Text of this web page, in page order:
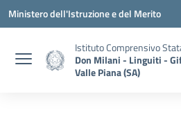
Vai ai contenuti
Vai al menu di navigazione
Vai al footer
Ministero dell'Istruzione e del Merito
Istituto Comprensivo
Don Milani - Linguiti -
Valle Piana (SA)